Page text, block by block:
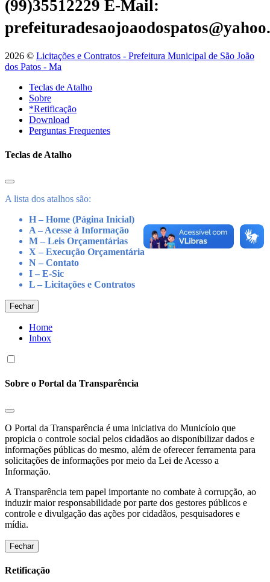
(99)35512229 E-Mail:
2026 © Licitações e Contratos - Prefeitura Municipal de São João
dos Patos - Ma
Teclas de Atalho
Sobre
*Retificação
Download
Perguntas Frequentes
Teclas de Atalho
A lista dos atalhos são:
H – Home (Página Inicial)
A – Acesse à Informação
M – Leis Orçamentárias
X – Execução Orçamentária
N – Contato
I – E-Sic
L – Licitações e Contratos
Fechar
Home
Inbox
Sobre o Portal da Transparência
O Portal da Transparência é uma iniciativa do Municíoio que
propicia o controle social pelos cidadãos ao disponibilizar dados e
informações públicas do mesmo, além de oferecer ferramenta para
solicitações de informações por meio da Lei de Acesso a
Informação.
A Transparência tem papel importante no combate à corrupção, ao
induzir maior responsabilidade por parte dos gestores públicos e
controle e divulgação das ações por cidadãos, pesquisadores e
mídia.
Fechar
Retificação